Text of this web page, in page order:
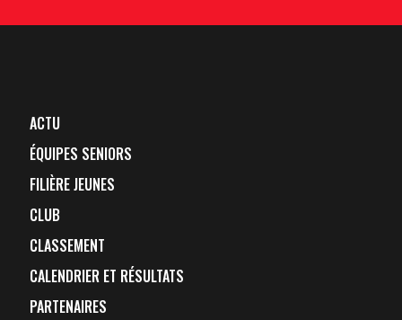
ACTU
ÉQUIPES SENIORS
FILIÈRE JEUNES
CLUB
CLASSEMENT
CALENDRIER ET RÉSULTATS
PARTENAIRES